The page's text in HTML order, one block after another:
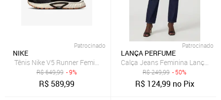
Patrocinado
NIKE
Tênis Nike V5 Runner Feminino
R$649,99 - 9%
R$ 589,99
Patrocinado
LANÇA PERFUME
Calça Jeans Feminina Lança
R$249,99 - 50%
R$ 124,99 no Pix